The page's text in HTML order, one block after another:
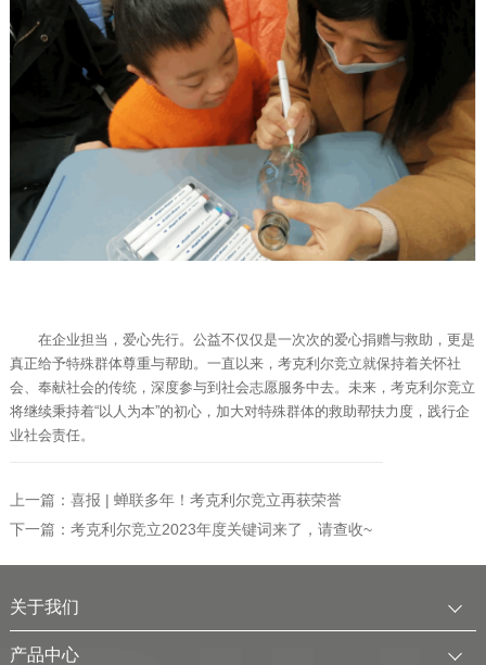
在企业担当，爱心先行。公益不仅仅是一次次的爱心捐赠与救助，更是
真正给予特殊群体尊重与帮助。一直以来，考克利尔竞立就保持着关怀社
会、奉献社会的传统，深度参与到社会志愿服务中去。未来，考克利尔竞立
将继续秉持着“以人为本”的初心，加大对特殊群体的救助帮扶力度，践行企
业社会责任。
上一篇：喜报 | 蝉联多年！考克利尔竞立再获荣誉
下一篇：考克利尔竞立2023年度关键词来了，请查收~
关于我们
公司简介
产品中心